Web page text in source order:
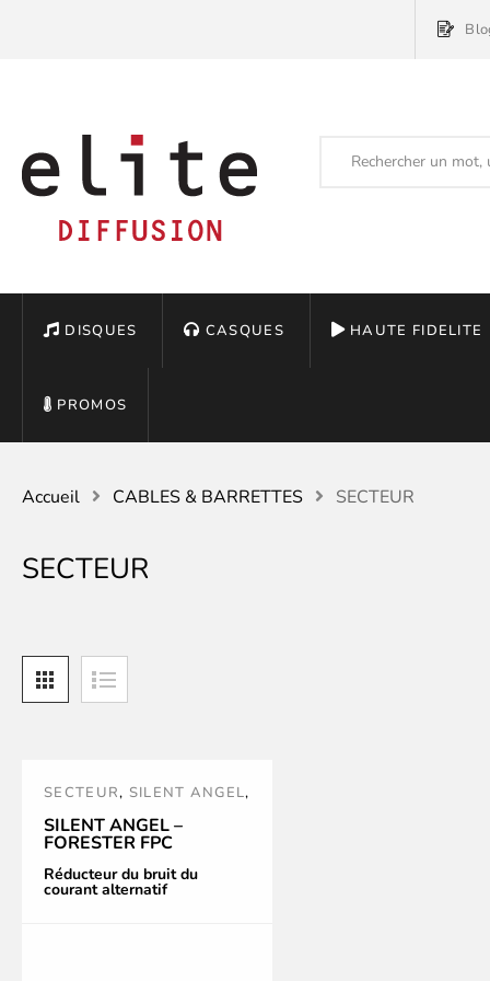
DISQUES CASQUES HAUTE FIDELITE
PROMOS
Accueil CABLES & BARRETTES SECTEUR
SECTEUR
SECTEUR, SILENT ANGEL,
TRAITEMENT SECTEUR
SILENT ANGEL –
FORESTER FPC
Réducteur du bruit du
courant alternatif